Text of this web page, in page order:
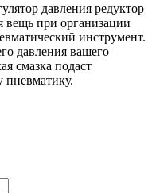
давления редуктор
вещь при организации
инструмент.
давления вашего
смазка подаст